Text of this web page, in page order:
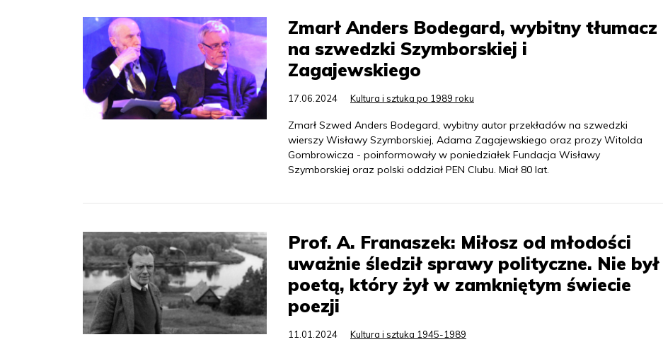
Zmarł Anders Bodegard, wybitny tłumacz
na szwedzki Szymborskiej i
Zagajewskiego
17.06.2024 Kultura i sztuka po 1989 roku
Zmarł Szwed Anders Bodegard, wybitny autor przekładów na szwedzki
wierszy Wisławy Szymborskiej, Adama Zagajewskiego oraz prozy Witolda
Gombrowicza - poinformowały w poniedziałek Fundacja Wisławy
Szymborskiej oraz polski oddział PEN Clubu. Miał 80 lat.
Prof. A. Franaszek: Miłosz od młodości
uważnie śledził sprawy polityczne. Nie był
poetą, który żył w zamkniętym świecie
poezji
11.01.2024 Kultura i sztuka 1945-1989